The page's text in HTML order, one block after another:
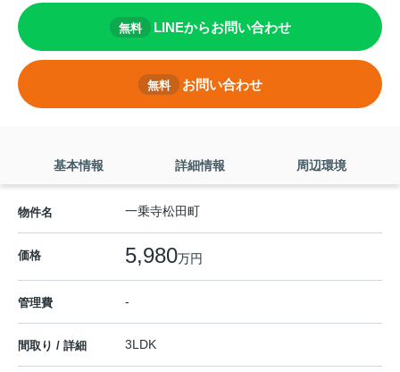
無料 LINEからお問い合わせ
無料 お問い合わせ
基本情報 詳細情報 周辺環境
物件名 一乗寺松田町
価格 5,980万円
管理費 -
間取り / 詳細 3LDK